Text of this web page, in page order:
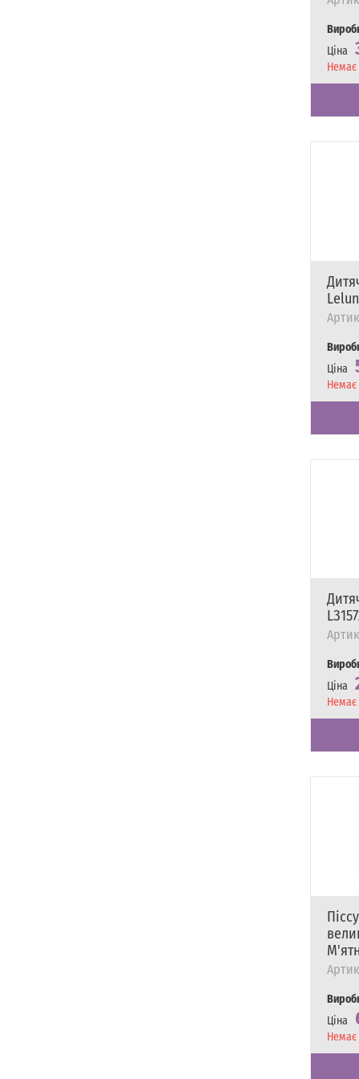
Ціна
Немає
Ціна
Немає
Ціна
Немає
Ціна
Немає